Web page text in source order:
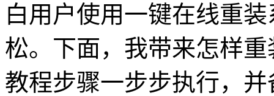
白用户使用一键在线重
松。下面，我带来怎样重
教程步骤一步步执行，